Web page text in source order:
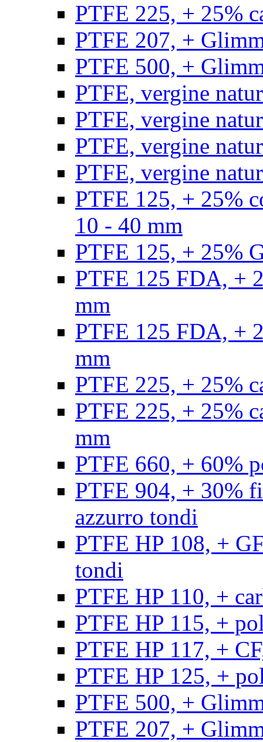
PTFE 225, + 25%
PTFE 207, +
PTFE 500, +
PTFE, vergine
PTFE, vergine
PTFE, vergine
PTFE, vergine
PTFE 125, + 25%
10 - 40 mm
PTFE 125, + 25%
PTFE 125 FDA, +
mm
PTFE 125 FDA, +
mm
PTFE 225, + 25%
PTFE 225, + 25%
mm
PTFE 660, + 60%
PTFE 904, + 30%
azzurro tondi
PTFE HP 108, +
tondi
PTFE HP 110, +
PTFE HP 115, +
PTFE HP 117, +
PTFE HP 125, +
PTFE 500, +
PTFE 207, +